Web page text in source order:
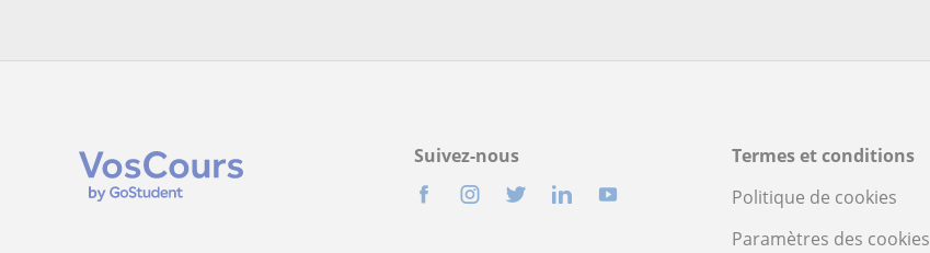
Suivez-nous
Termes et conditions
Politique de cookies
Paramètres des cookies